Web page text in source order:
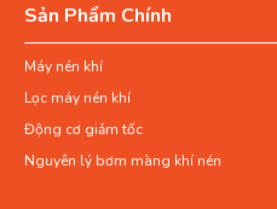
Sản Phẩm Chính
Máy nén khí
Lọc máy nén khí
Động cơ giảm tốc
Nguyên lý bơm màng khí nén